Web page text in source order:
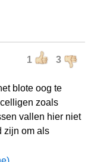
1 3
blote oog te
zoals
vallen hier niet
zijn om als